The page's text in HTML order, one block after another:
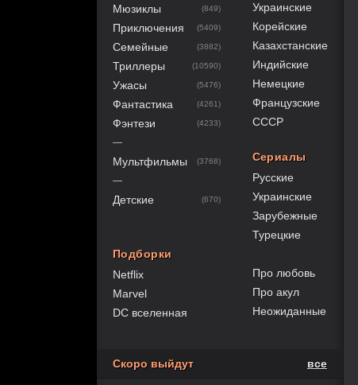
Мюзиклы (849)
Приключения (5409)
Семейные (3882)
Триллеры (10590)
Ужасы (5476)
Фантастика (4261)
Фэнтези (4233)
—
Мультфильмы (3768)
—
Детские (670)
Подборки
Netflix
Marvel
DC вселенная
Украинские
Корейские
Казахстанские
Индийские
Немецкие
Французские
СССР
Сериалы
Русские
Украинские
Зарубежные
Турецкие
Про любовь
Про акул
Неожиданные
Скоро выйдут все